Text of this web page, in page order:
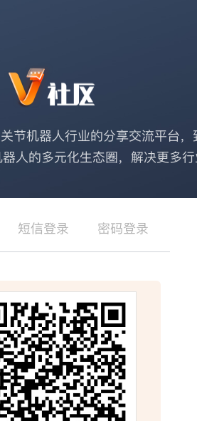
节机器人行业的分享交流平台
人的多元化生态圈，解决更多
短信登录 密码登录